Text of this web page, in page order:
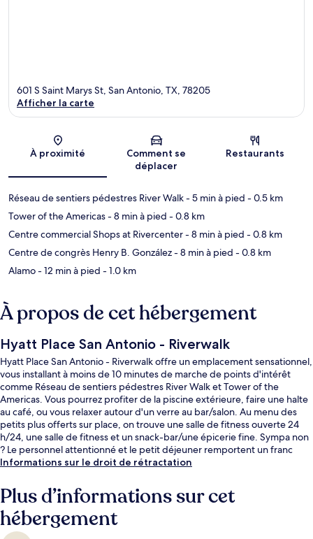
Carte
601 S Saint Marys St, San Antonio, TX, 78205
Afficher la carte
À proximité
Comment se
déplacer
Restaurants
Réseau de sentiers pédestres River Walk- 5 min à pied - 0.5 km
Tower of the Americas- 8 min à pied - 0.8 km
Centre commercial Shops at Rivercenter- 8 min à pied - 0.8 km
Centre de congrès Henry B. González- 8 min à pied - 0.8 km
Alamo- 12 min à pied - 1.0 km
À propos de cet hébergement
Hyatt Place San Antonio - Riverwalk
Hyatt Place San Antonio - Riverwalk offre un emplacement sensationnel,
vous installant à moins de 10 minutes de marche de points d'intérêt
comme Réseau de sentiers pédestres River Walk et Tower of the
Americas. Vous pourrez profiter de la piscine extérieure, faire une halte
au café, ou vous relaxer autour d'un verre au bar/salon. Au menu des
petits plus offerts sur place, on trouve une salle de fitness ouverte 24
h/24, une salle de fitness et un snack-bar/une épicerie fine. Sympa non
? Le personnel attentionné et le petit déjeuner remportent un franc
succès auprès des autres voyageurs.
Informations sur le droit de rétractation
Plus d’informations sur cet
hébergement